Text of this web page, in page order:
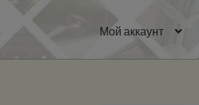
Мой аккаунт